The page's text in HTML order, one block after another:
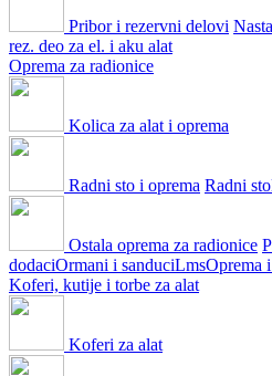
Pribor i rezervni delovi
rez. deo za el. i aku alat
Oprema za radionice
Kolica za alat i oprema
Radni sto i oprema Radni sto
Ostala oprema za radionice
dodaciOrmani i sanduciLmsOprema
Koferi, kutije i torbe za alat
Koferi za alat